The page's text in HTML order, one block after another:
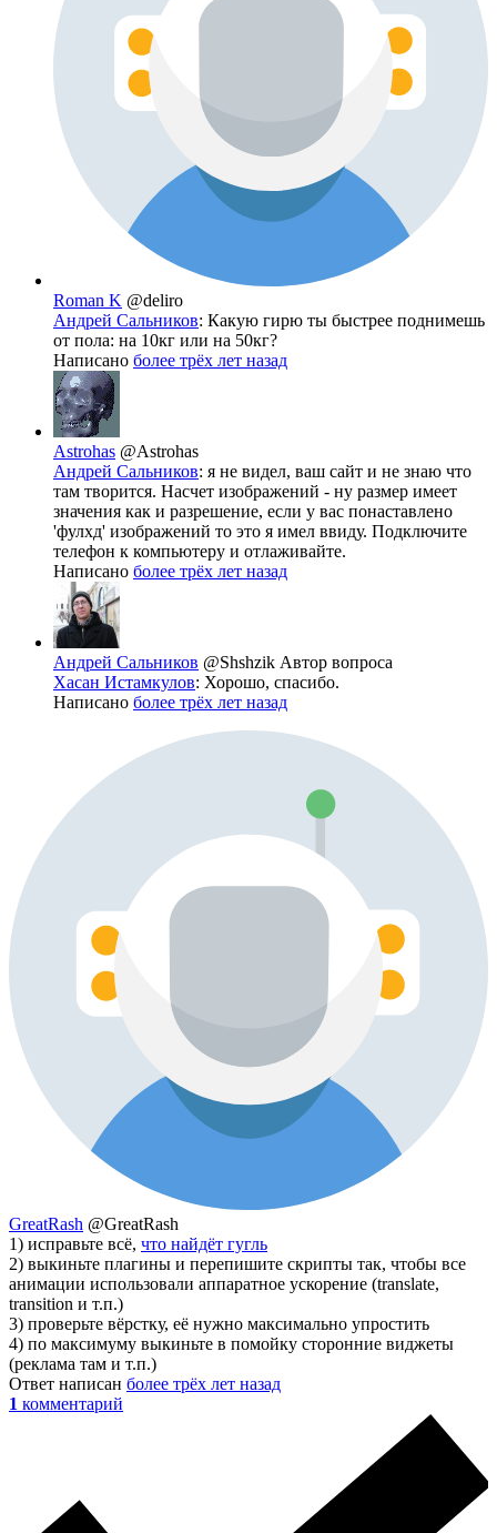
Roman K @deliro
Андрей Сальников: Какую гирю ты быстрее поднимешь
от пола: на 10кг или на 50кг?
Написано более трёх лет назад
Astrohas @Astrohas
Андрей Сальников: я не видел, ваш сайт и не знаю что
там творится. Насчет изображений - ну размер имеет
значения как и разрешение, если у вас понаставлено
'фулхд' изображений то это я имел ввиду. Подключите
телефон к компьютеру и отлаживайте.
Написано более трёх лет назад
Андрей Сальников @Shshzik Автор вопроса
Хасан Истамкулов: Хорошо, спасибо.
Написано более трёх лет назад
GreatRash @GreatRash
1) исправьте всё, что найдёт гугль
2) выкиньте плагины и перепишите скрипты так, чтобы все
анимации использовали аппаратное ускорение (translate,
transition и т.п.)
3) проверьте вёрстку, её нужно максимально упростить
4) по максимуму выкиньте в помойку сторонние виджеты
(реклама там и т.п.)
Ответ написан более трёх лет назад
1 комментарий